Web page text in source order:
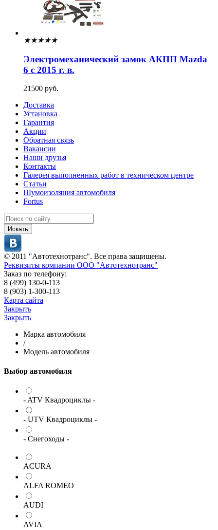
★★★★★
Электромеханический замок АКПП Mazda
6 с 2015 г. в.
21500 руб.
Доставка
Установка
Гарантия
Акции
Обратная связь
Вакансии
Наши друзья
Контакты
Галерея выполненных работ в техническом центре
Статьи
Шумоизоляция автомобиля
Fortus
Искать
© 2011 "Автотехнотранс". Все права защищены.
Реквизиты компании ООО "Автотехнотранс"
Заказ по телефону:
8 (499) 130-0-113
8 (903) 1-300-113
Карта сайта
Закрыть
Закрыть
Марка автомобиля
/
Модель автомобиля
Выбор автомобиля
- ATV Квадроциклы -
- UTV Квадроциклы -
- Снегоходы -
ACURA
ALFA ROMEO
AUDI
AVIA